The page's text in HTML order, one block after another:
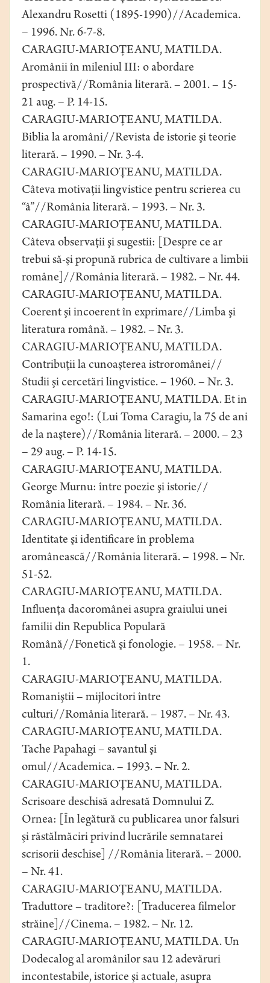
Alexandru Rosetti (1895-1990)//Academica.
– 1996. Nr. 6-7-8.
CARAGIU-MARIOŢEANU, MATILDA.
Aromânii în mileniul III: o abordare
prospectivă//România literară. – 2001. – 15-
21 aug. – P. 14-15.
CARAGIU-MARIOŢEANU, MATILDA.
Biblia la aromâni//Revista de istorie şi teorie
literară. – 1990. – Nr. 3-4.
CARAGIU-MARIOŢEANU, MATILDA.
Câteva motivaţii lingvistice pentru scrierea cu
“â”//România literară. – 1993. – Nr. 3.
CARAGIU-MARIOŢEANU, MATILDA.
Câteva observaţii şi sugestii: [Despre ce ar
trebui să-şi propună rubrica de cultivare a limbii
române]//România literară. – 1982. – Nr. 44.
CARAGIU-MARIOŢEANU, MATILDA.
Coerent şi incoerent în exprimare//Limba şi
literatura română. – 1982. – Nr. 3.
CARAGIU-MARIOŢEANU, MATILDA.
Contribuţii la cunoaşterea istroromânei//
Studii şi cercetări lingvistice. – 1960. – Nr. 3.
CARAGIU-MARIOŢEANU, MATILDA. Et in
Samarina ego!: (Lui Toma Caragiu, la 75 de ani
de la naştere)//România literară. – 2000. – 23
– 29 aug. – P. 14-15.
CARAGIU-MARIOŢEANU, MATILDA.
George Murnu: între poezie şi istorie//
România literară. – 1984. – Nr. 36.
CARAGIU-MARIOŢEANU, MATILDA.
Identitate şi identificare în problema
aromânească//România literară. – 1998. – Nr.
51-52.
CARAGIU-MARIOŢEANU, MATILDA.
Influenţa dacoromânei asupra graiului unei
familii din Republica Populară
Română//Fonetică şi fonologie. – 1958. – Nr.
1.
CARAGIU-MARIOŢEANU, MATILDA.
Romaniştii – mijlocitori între
culturi//România literară. – 1987. – Nr. 43.
CARAGIU-MARIOŢEANU, MATILDA.
Tache Papahagi – savantul şi
omul//Academica. – 1993. – Nr. 2.
CARAGIU-MARIOŢEANU, MATILDA.
Scrisoare deschisă adresată Domnului Z.
Ornea: [În legătură cu publicarea unor falsuri
şi răstălmăciri privind lucrările semnatarei
scrisorii deschise] //România literară. – 2000.
– Nr. 41.
CARAGIU-MARIOŢEANU, MATILDA.
Traduttore – traditore?: [Traducerea filmelor
străine]//Cinema. – 1982. – Nr. 12.
CARAGIU-MARIOŢEANU, MATILDA. Un
Dodecalog al aromânilor sau 12 adevăruri
incontestabile, istorice şi actuale, asupra